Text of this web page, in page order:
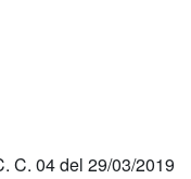
C. 04 del 29/03/2019